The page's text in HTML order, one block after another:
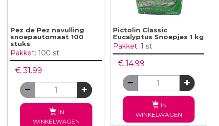
Pez de Pez navulling
snoepautomaat 100
stuks
Pakket: 100 st
€ 31.99
IN
WINKELWAGEN
Pictolin Classic
Eucalyptus Snoepjes 1 kg
Pakket: 1 st
€ 14.99
IN
WINKELWAGEN